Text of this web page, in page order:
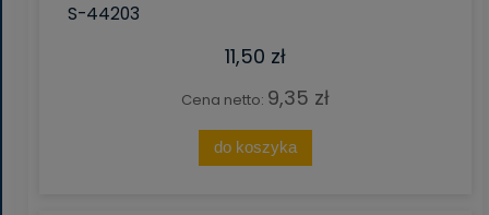
S-44203
11,50 zł
Cena netto: 9,35 zł
do koszyka